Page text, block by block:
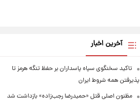
آخرین اخبار
تاکید سخنگوی سپاه پاسداران بر حفظ تنگه هرمز تا
پذیرفتن همه شروط ایران
مظنون اصلی قتل «حمیدرضا رجب‌زاده» بازداشت شد